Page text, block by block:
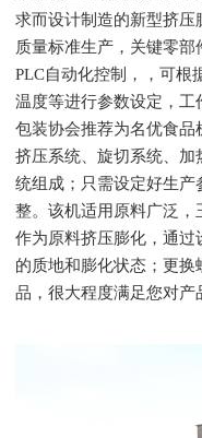
求而设计制造的新型挤
质量标准生产，关键零
PLC自动化控制，，可根
温度等进行参数设定，
包装协会推荐为名优食品
挤压系统、旋切系统、
统组成；只需设定好生
整。该机适用原料广泛
作为原料挤压膨化，通
的质地和膨化状态；更
品，很大程度满足您对产